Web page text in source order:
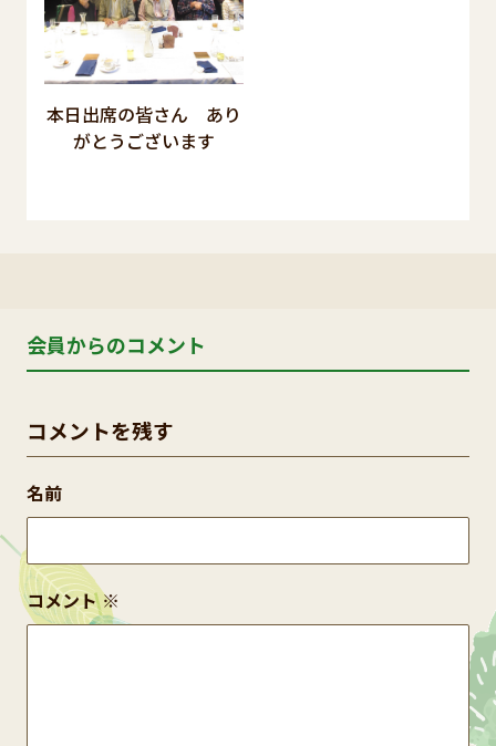
本日出席の皆さん あり
がとうございます
会員からのコメント
コメントを残す
コメント※
名前